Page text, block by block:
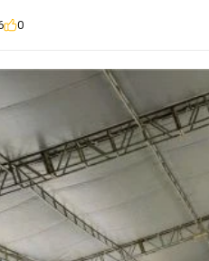
0